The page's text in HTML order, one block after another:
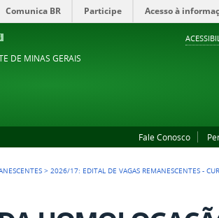
Comunica BR Participe Acesso à
DE MINAS GERAIS
Fale Conosco
>2026/17: EDITAL DE VAGAS REMANESCENTES -